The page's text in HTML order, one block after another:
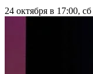
24 октября в 17:00, сб